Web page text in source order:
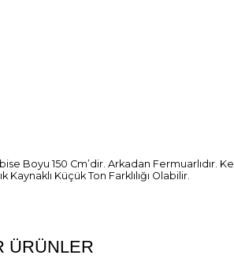
Boyu 150 Cm’dir. Arkadan
Küçük Ton Farklılığı Olabilir.
ÜRÜNLER